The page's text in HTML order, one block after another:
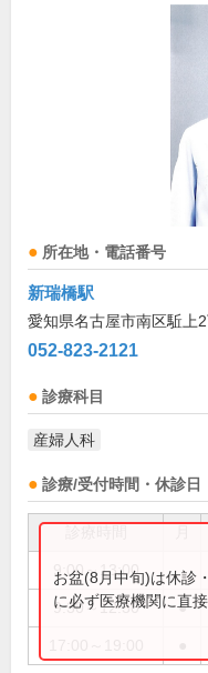
所在地・電話番号
新瑞橋駅
愛知県名古屋市南区駈上
052-823-2121
診療科目
産婦人科
診療/受付時間・休診日
9:00～13:00
9:30～12:30 ●
お盆(8月中旬)は休診
に必ず医療機関に直